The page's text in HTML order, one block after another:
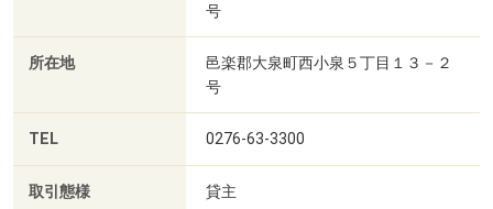
号
所在地
邑楽郡大泉町西小泉５丁目１３－２
号
TEL 0276-63-3300
取引態様 貸主